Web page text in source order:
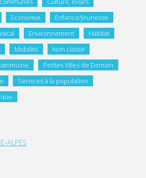
Economie
Enfance/Jeunesse
Environnement
Habitat
Mobilité
Non classé
Petites Villes de Demain
Services à la population
ALPES